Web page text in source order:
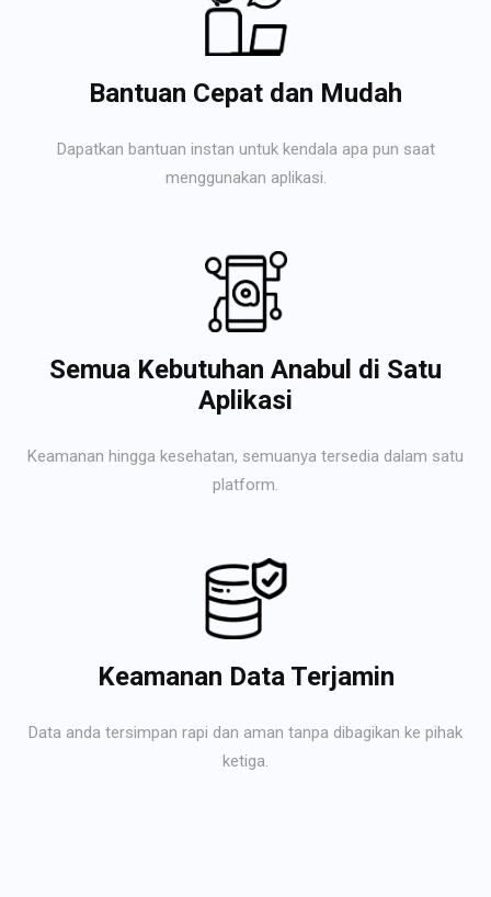
Bantuan Cepat dan Mudah
Dapatkan bantuan instan untuk kendala apa pun saat
menggunakan aplikasi.
Semua Kebutuhan Anabul di Satu
Aplikasi
Keamanan hingga kesehatan, semuanya tersedia dalam satu
platform.
Keamanan Data Terjamin
Data anda tersimpan rapi dan aman tanpa dibagikan ke pihak
ketiga.